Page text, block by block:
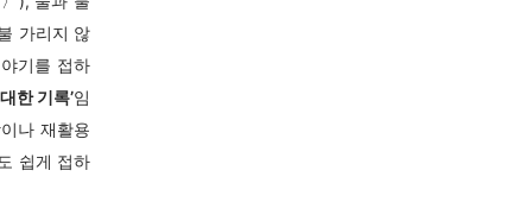
가리지 않
기를 접하
한 기록’임
나 재활용
쉽게 접하